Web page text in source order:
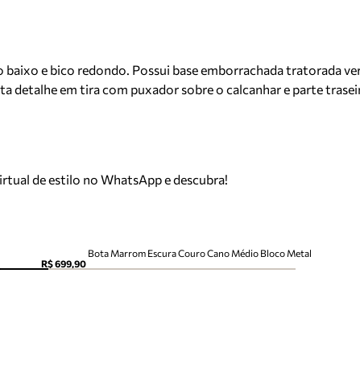
e bico redondo. Possui base emborrachada tratorada
detalhe em tira com puxador sobre o calcanhar e parte
de estilo no WhatsApp e descubra!
R$ 699,90
Bota Marrom Escura Couro Cano Médio Bloco Metal